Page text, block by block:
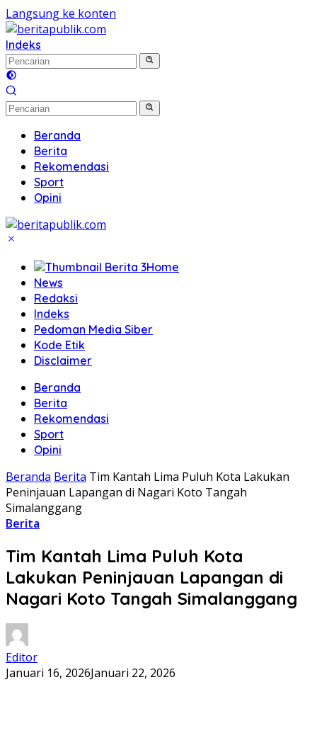
Langsung ke konten
Indeks
Beranda
Berita
Rekomendasi
Sport
Opini
Home
News
Redaksi
Indeks
Pedoman Media Siber
Kode Etik
Disclaimer
Beranda
Berita
Rekomendasi
Sport
Opini
Beranda Berita Tim Kantah Lima Puluh Kota Lakukan
Peninjauan Lapangan di Nagari Koto Tangah
Simalanggang
Berita
Tim Kantah Lima Puluh Kota
Lakukan Peninjauan Lapangan di
Nagari Koto Tangah Simalanggang
Editor
Januari 16, 2026Januari 22, 2026